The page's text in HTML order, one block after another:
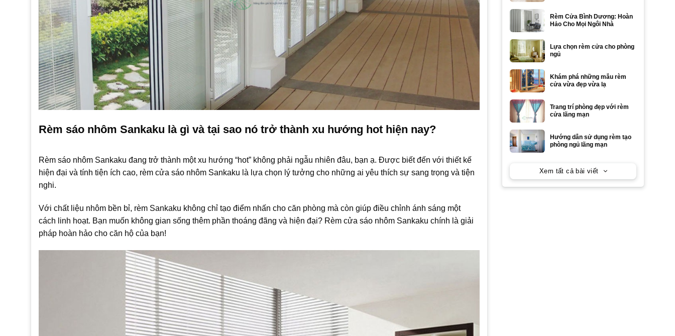
Rèm sáo nhôm Sankaku là gì và tại sao nó trở thành xu hướng hot hiện nay?
Rèm sáo nhôm Sankaku đang trở thành một xu hướng “hot” không phải ngẫu nhiên đâu, bạn ạ. Được biết đến với thiết kế
hiện đại và tính tiện ích cao, rèm cửa sáo nhôm Sankaku là lựa chọn lý tưởng cho những ai yêu thích sự sang trọng và tiện
nghi.
Với chất liệu nhôm bền bỉ, rèm Sankaku không chỉ tạo điểm nhấn cho căn phòng mà còn giúp điều chỉnh ánh sáng một
cách linh hoạt. Bạn muốn không gian sống thêm phần thoáng đãng và hiện đại? Rèm cửa sáo nhôm Sankaku chính là giải
pháp hoàn hảo cho căn hộ của bạn!
Rèm Cửa Bình Dương: Hoàn
Hảo Cho Mọi Ngôi Nhà
Lựa chọn rèm cửa cho phòng
ngủ
Khám phá những mẫu rèm
cửa vừa đẹp vừa lạ
Trang trí phòng đẹp với rèm
cửa lãng mạn
Hướng dẫn sử dụng rèm tạo
phòng ngủ lãng mạn
Xem tất cả bài viết